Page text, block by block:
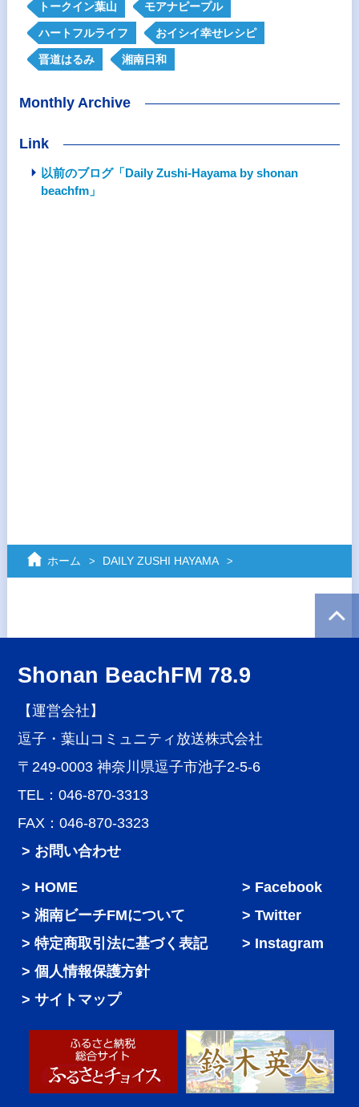
トークイン葉山 モアナピープル
ハートフルライフ おイシイ幸せレシピ
晋道はるみ 湘南日和
Monthly Archive
Link
以前のブログ「Daily Zushi-Hayama by shonan
beachfm」
ホーム DAILY ZUSHI HAYAMA
Shonan BeachFM 78.9
【運営会社】
逗子・葉山コミュニティ放送株式会社
〒249-0003 神奈川県逗子市池子2-5-6
TEL：046-870-3313
FAX：046-870-3323
> お問い合わせ
HOME
湘南ビーチFMについて
特定商取引法に基づく表記
個人情報保護方針
サイトマップ
Facebook
Twitter
Instagram